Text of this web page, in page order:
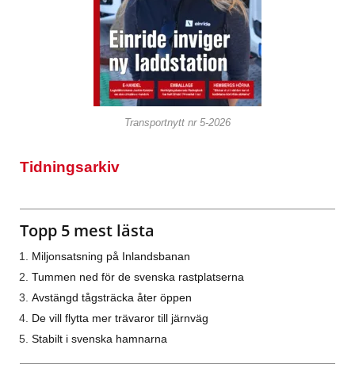
Transportnytt nr 5-2026
Tidningsarkiv
Topp 5 mest lästa
Miljonsatsning på Inlandsbanan
Tummen ned för de svenska rastplatserna
Avstängd tågsträcka åter öppen
De vill flytta mer trävaror till järnväg
Stabilt i svenska hamnarna